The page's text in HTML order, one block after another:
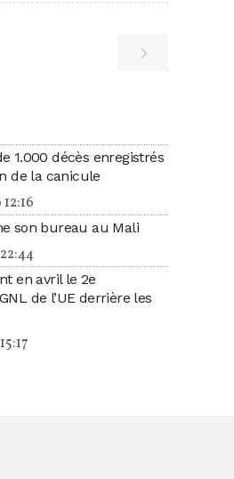
1.000 décès enregistrés
de la canicule
son bureau au Mali
en avril le 2e
de l’UE derrière les